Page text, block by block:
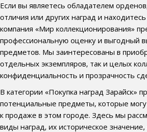
Если вы являетесь обладателем
отличия или других наград и
компания «Мир коллекционирования»
профессиональную оценку и выгодный
предметов. Мы заинтересованы в
отдельных экземпляров, так и целых
конфиденциальность и прозрачность
В категории «Покупка наград Зарайск»
потенциальные предметы, которые
к продаже в этом городе. Здесь мы
виды наград, их историческое